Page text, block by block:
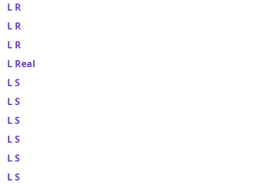
L R
L R
L R
L Real
L S
L S
L S
L S
L S
L S